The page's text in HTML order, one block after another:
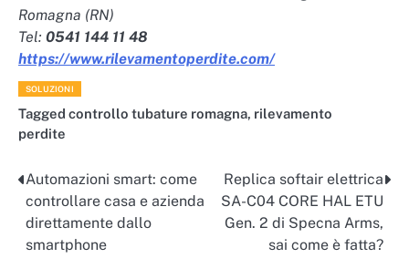
Romagna (RN)
Tel: 0541 144 11 48
https://www.rilevamentoperdite.com/
SOLUZIONI
Tagged controllo tubature romagna, rilevamento
perdite
Navigazione
articoli
Automazioni smart: come
controllare casa e azienda
direttamente dallo
smartphone
Replica softair elettrica
SA-C04 CORE HAL ETU
Gen. 2 di Specna Arms,
sai come è fatta?